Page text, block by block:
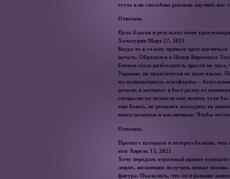
гугла и не способны реально научить вас
Ответить
Цель благая и результат меня
Хачатурян Март 27, 2021
Когда-то в голову пришла идея
начать. Обратился в Центр Биржевых
блоков глаза разбегаются, просто не
Украине, но практически не знаю языка.
мультиязычность платформы –
детали, в которых я был далек от
специалисты помогли мне понять хотя бы
еще боюсь, не решаюсь выходить на
консультантов и аналитиков. Чтобы
Ответить
Проект с которым я потерял больше, чем
sosz Апрель 13, 2021
Хочу передать огромный привет
людях, желающих получить новые знания.
фигура. Оказалось, что он и раньше